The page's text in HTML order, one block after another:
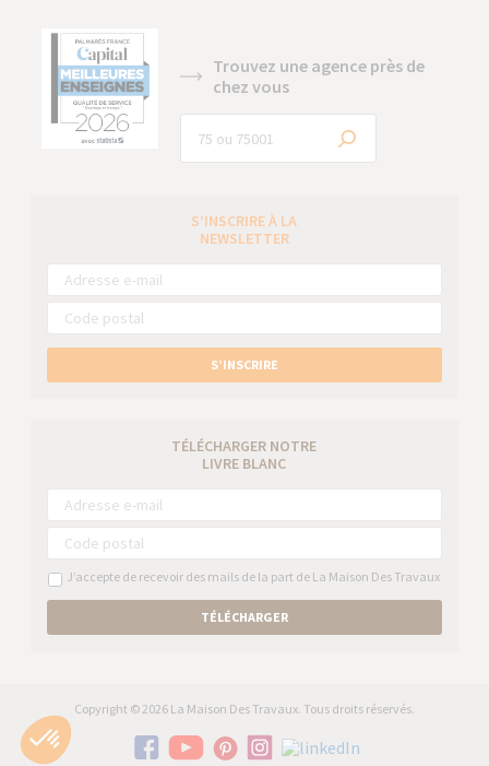
Trouvez une agence près de
chez vous
S’INSCRIRE À LA
NEWSLETTER
S’INSCRIRE
TÉLÉCHARGER NOTRE
LIVRE BLANC
J’accepte de recevoir des mails de la part de La Maison Des Travaux
TÉLÉCHARGER
Copyright © 2026 La Maison Des Travaux. Tous droits réservés.